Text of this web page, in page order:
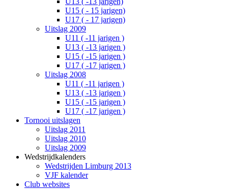
U15 ( - 15 jarigen)
U17 ( - 17 jarigen)
Uitslag 2009
U11 ( -11 jarigen )
U13 ( -13 jarigen )
U15 ( -15 jarigen )
U17 ( -17 jarigen )
Uitslag 2008
U11 ( -11 jarigen )
U13 ( -13 jarigen )
U15 ( -15 jarigen )
U17 ( -17 jarigen )
Tornooi uitslagen
Uitslag 2011
Uitslag 2010
Uitslag 2009
Wedstrijdkalenders
Wedstrijden Limburg 2013
VJF kalender
Club websites